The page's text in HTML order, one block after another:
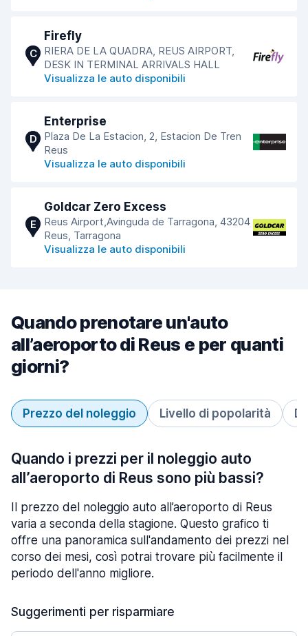
C
Firefly
RIERA DE LA QUADRA, REUS AIRPORT,
DESK IN TERMINAL ARRIVALS HALL
Visualizza le auto disponibili
D
Enterprise
Plaza De La Estacion, 2, Estacion De Tren
Reus
Visualizza le auto disponibili
E
Goldcar Zero Excess
Reus Airport,Avinguda de Tarragona, 43204
Reus, Tarragona
Visualizza le auto disponibili
Quando prenotare un'auto
all’aeroporto di Reus e per quanti
giorni?
Prezzo del noleggio Livello di popolarità
Quando i prezzi per il noleggio auto
all’aeroporto di Reus sono più bassi?
Il prezzo del noleggio auto all’aeroporto di Reus
varia a seconda della stagione. Questo grafico ti
offre una panoramica sull'andamento dei prezzi nel
corso dei mesi, così potrai trovare più facilmente il
periodo dell'anno migliore.
Suggerimenti per risparmiare